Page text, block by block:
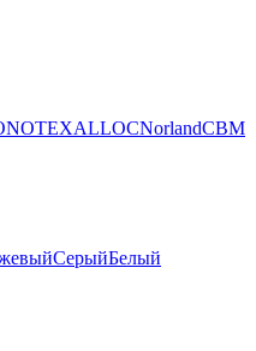
ALLOCNorlandCBM
СерыйБелый